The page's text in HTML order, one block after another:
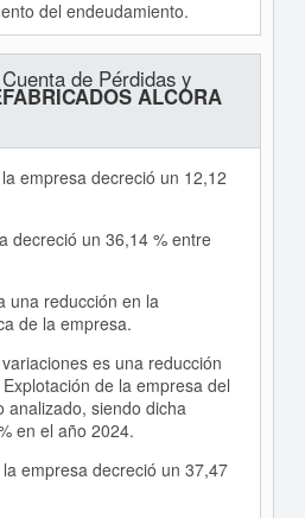
del endeudamiento.
de Pérdidas y
ALCORA
empresa decreció un 12,12
decreció un 36,14 % entre
una reducción en la
de la empresa.
es una reducción
de la empresa del
analizado, siendo dicha
en el año 2024.
empresa decreció un 37,47